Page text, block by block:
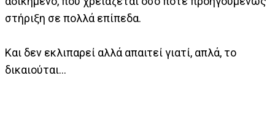
στήριξη σε πολλά επίπεδα.
Και δεν εκλιπαρεί αλλά απαιτεί γιατί, απλά, το
δικαιούται…